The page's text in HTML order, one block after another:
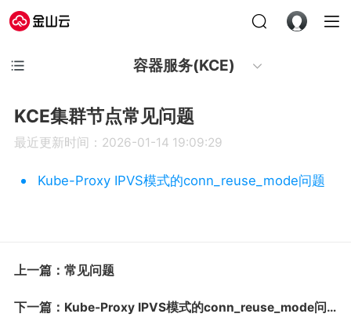
容器服务(KCE)
KCE集群节点常见问题
最近更新时间：2026-01-14 19:09:29
Kube-Proxy IPVS模式的conn_reuse_mode问题
上一篇：常见问题
下一篇：Kube-Proxy IPVS模式的conn_reuse_mode问题